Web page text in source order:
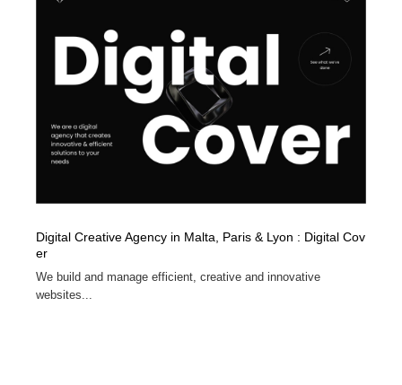
Digital Creative Agency in Malta, Paris & Lyon : Digital Cov
er
We build and manage efficient, creative and innovative
websites...